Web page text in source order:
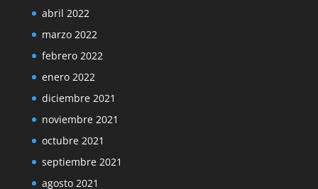
abril 2022
marzo 2022
febrero 2022
enero 2022
diciembre 2021
noviembre 2021
octubre 2021
septiembre 2021
agosto 2021